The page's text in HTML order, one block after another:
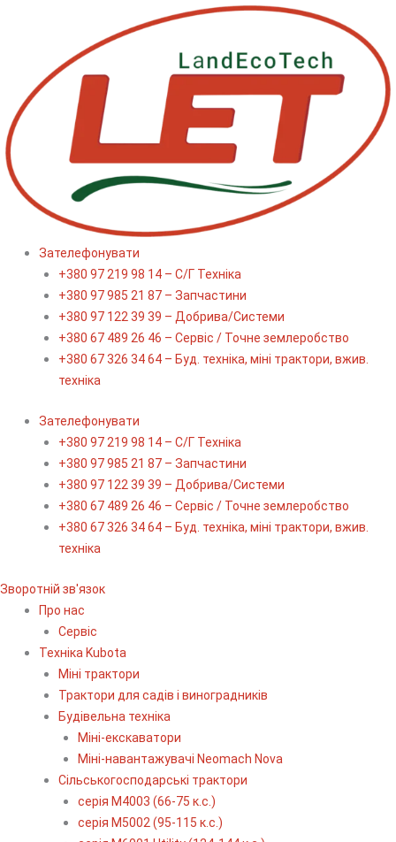
Зателефонувати
+380 97 219 98 14 – С/Г Техніка
+380 97 985 21 87 – Запчастини
+380 97 122 39 39 – Добрива/Cистеми
+380 67 489 26 46 – Сервіс / Точне землеробство
+380 67 326 34 64 – Буд. техніка, міні трактори, вжив.
техніка
Зателефонувати
+380 97 219 98 14 – С/Г Техніка
+380 97 985 21 87 – Запчастини
+380 97 122 39 39 – Добрива/Cистеми
+380 67 489 26 46 – Сервіс / Точне землеробство
+380 67 326 34 64 – Буд. техніка, міні трактори, вжив.
техніка
Зворотній зв'язок
Про нас
Сервіс
Технiка Kubota
Міні трактори
Трактори для садів і виноградників
Будівельна техніка
Міні-екскаватори
Міні-навантажувачі Neomach Nova
Сільськогосподарські трактори
серія М4003 (66-75 к.с.)
серія М5002 (95-115 к.с.)